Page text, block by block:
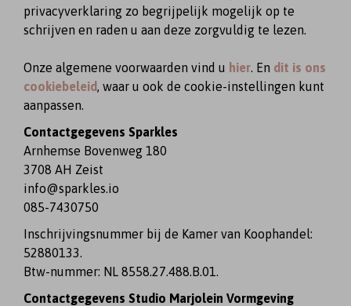
privacyverklaring zo begrijpelijk mogelijk op te
schrijven en raden u aan deze zorgvuldig te lezen.
Onze algemene voorwaarden vind u hier. En dit is ons
cookiebeleid, waar u ook de cookie-instellingen kunt
aanpassen.
Contactgegevens Sparkles
Arnhemse Bovenweg 180
3708 AH Zeist
info@sparkles.io
085-7430750
Inschrijvingsnummer bij de Kamer van Koophandel:
52880133.
Btw-nummer: NL 8558.27.488.B.01.
Contactgegevens Studio Marjolein Vormgeving